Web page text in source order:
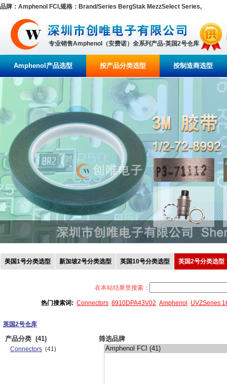
品牌：Amphenol FCI,规格：Brand/Series BergStak MezzSelect Series,
专业销售Amphenol（安费诺）全系列产品-英国2号仓库
Amphenol产品选型 按产品分类选型 按制造商选型
美国1号分类选型 新加坡2号分类选型 英国10号分类选型 英国2号分类选型
在本站结果里搜索：
热门搜索词: Connectors 8910DPA43V02 Amphenol UVZSeries
英国2号仓库
产品分类 (41)
Connectors (41)
筛选品牌